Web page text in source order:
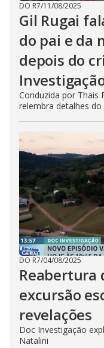
DO R7/11/08/2025
Gil Rugai
do pai e da
depois do
Conduzida por Thais
relembra detalhes
DO R7/04/08/2025
Reabertura
excursão
revelações
Doc Investigação
Natalini